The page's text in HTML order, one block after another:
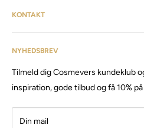
finde alt fra frisørartikler,
inventar & listen fortsætter.
har siden da solgt produkter og
Besøg vores store butik / showroom
NYHEDSBREV
Tilmeld dig Cosmevers kundeklub
inspiration, gode tilbud og få 10%
Din mail
KONTAKT
Kundeservice: tlf:26 20 40 76
CVR: 41 50 56 21